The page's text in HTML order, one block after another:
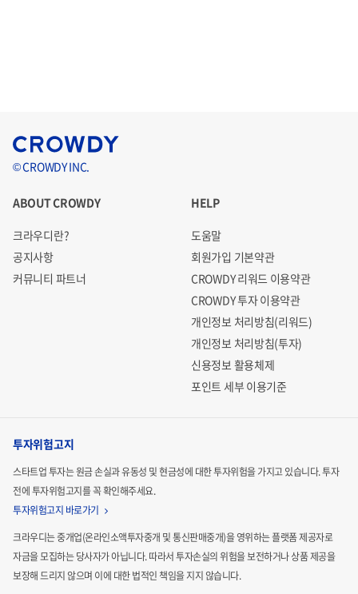
© CROWDY INC.
ABOUT CROWDY
크라우디란?
공지사항
커뮤니티 파트너
HELP
도움말
회원가입 기본약관
CROWDY 리워드 이용약관
CROWDY 투자 이용약관
개인정보 처리방침(리워드)
개인정보 처리방침(투자)
신용정보 활용체제
포인트 세부 이용기준
투자위험고지
스타트업 투자는 원금 손실과 유동성 및 현금성에 대한 투자위험을 가지고 있습니다.투자
전에 투자위험고지를 꼭 확인해주세요.
투자위험고지 바로가기
크라우디는 중개업(온라인소액투자중개 및 통신판매중개)을 영위하는 플랫폼 제공자로
자금을 모집하는당사자가 아닙니다. 따라서 투자손실의 위험을 보전하거나 상품 제공을
보장해 드리지 않으며 이에 대한 법적인 책임을 지지 않습니다.